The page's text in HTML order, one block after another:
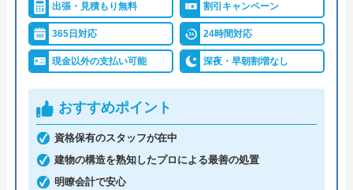
とができるといえるでしょう。
出張費・見積もり・相談・点検も無料のほか、他社
で施工したものもアフターサービスの対象になる点
も、非常に良心的です。
トイレDrは「お客様目線」ならではのサービスが多
く、安心して依頼できる業者です。
出張・見積もり無料 割引キャンペーン
365日対応 24時間対応
現金以外の支払い可能 深夜・早朝割増なし
おすすめポイント
資格保有のスタッフが在中
建物の構造を熟知したプロによる最善の処置
明瞭会計で安心